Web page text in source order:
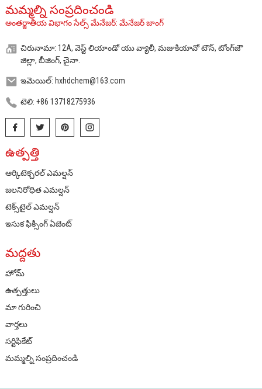
మమ్మల్ని సంప్రదించండి
అంతర్జాతీయ విభాగం సేల్స్ మేనేజర్: మేనేజర్ జాంగ్
చిరునామా: 12A, వెస్ట్ లియాండో యు వ్యాలీ, మజుకియావో టౌన్, టోంగ్‌జౌ
జిల్లా, బీజింగ్, చైనా.
ఇమెయిల్: hxhdchem@163.com
టెలి: +86 13718275936
ఉత్పత్తి
ఆర్కిటెక్చరల్ ఎమల్షన్
జలనిరోధిత ఎమల్షన్
టెక్స్‌టైల్ ఎమల్షన్
ఇసుక ఫిక్సింగ్ ఏజెంట్
మద్దతు
హోమ్
ఉత్పత్తులు
మా గురించి
వార్తలు
సర్టిఫికేట్
మమ్మల్ని సంప్రదించండి